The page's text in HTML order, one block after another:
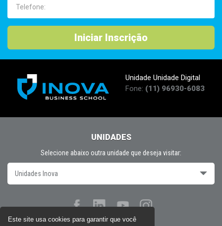
Este site usa cookies para garantir que você
Iniciar Inscrição
Unidade Unidade Digital
Fone: (11) 96930-6083
UNIDADES
Selecione abaixo outra unidade que deseja visitar:
Unidades Inova